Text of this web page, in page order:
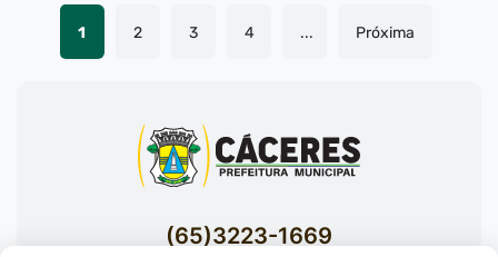
1 2 3 4 ... Próxima
(65)3223-1669